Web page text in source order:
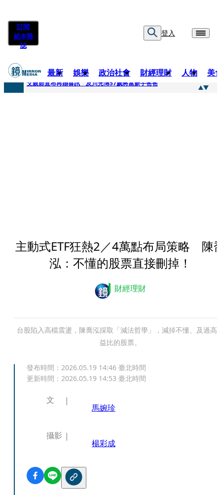
訂閱
紙本雜
誌
登入
最新 娛樂 政治社會 財經理財 人物 美
快訊
父親節宣布再婚喜訊 及川光博57歲將當新手爸爸
主動式ETF狂熱2／4萬點布局策略 陳
泓：不懂的股票直接刪掉！
財經理財
台股陷入高檔震盪，陳喬泓採取「減法哲學」，減掉不懂、及過高
益比的股票。
發布時間： 2026.05.19 14:46 臺北時間
更新時間： 2026.05.19 14:53 臺北時間
文
馬婉珍
攝影
楊彩成